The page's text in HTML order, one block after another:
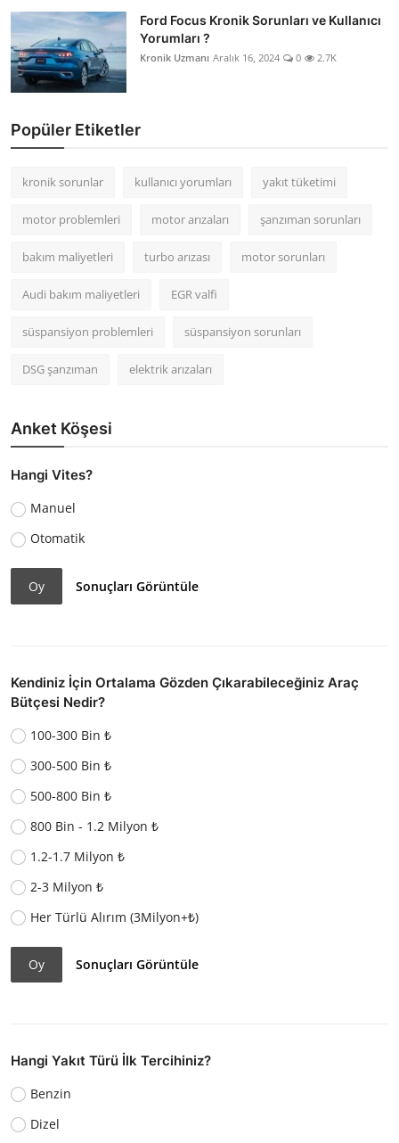
Ford Focus Kronik Sorunları ve Kullanıcı
Yorumları ?
Kronik Uzmanı Aralık 16, 2024 0 2.7K
Popüler Etiketler
kronik sorunlar kullanıcı yorumları yakıt tüketimi
motor problemleri motor arızaları şanzıman sorunları
bakım maliyetleri turbo arızası motor sorunları
Audi bakım maliyetleri EGR valfi
süspansiyon problemleri süspansiyon sorunları
DSG şanzıman elektrik arızaları
Anket Köşesi
Hangi Vites?
Manuel
Otomatik
Oy Sonuçları Görüntüle
Kendiniz İçin Ortalama Gözden Çıkarabileceğiniz Araç
Bütçesi Nedir?
100-300 Bin ₺
300-500 Bin ₺
500-800 Bin ₺
800 Bin - 1.2 Milyon ₺
1.2-1.7 Milyon ₺
2-3 Milyon ₺
Her Türlü Alırım (3Milyon+₺)
Oy Sonuçları Görüntüle
Hangi Yakıt Türü İlk Tercihiniz?
Benzin
Dizel